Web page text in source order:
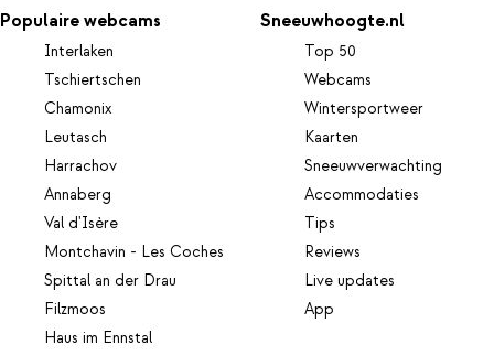
Populaire webcams
Interlaken
Tschiertschen
Chamonix
Leutasch
Harrachov
Annaberg
Val d'Isère
Montchavin - Les Coches
Spittal an der Drau
Filzmoos
Haus im Ennstal
Sneeuwhoogte.nl
Top 50
Webcams
Wintersportweer
Kaarten
Sneeuwverwachting
Accommodaties
Tips
Reviews
Live updates
App